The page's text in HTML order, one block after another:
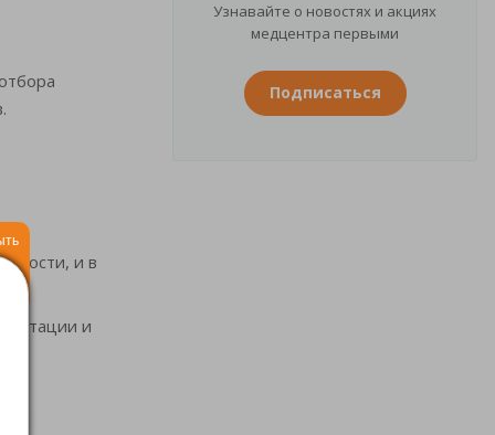
и в
и
Узнавайте о новостях и акциях
медцентра первыми
Подписаться